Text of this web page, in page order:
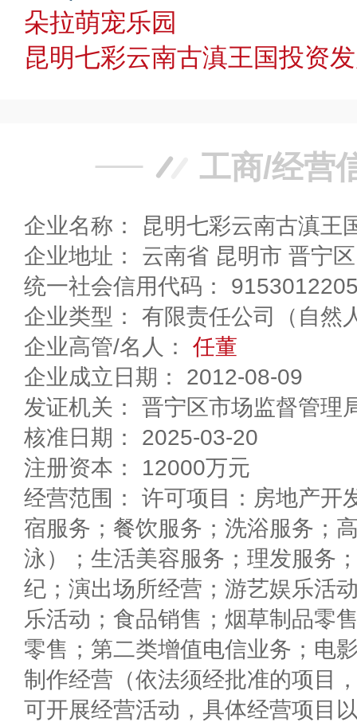
朵拉萌宠乐园
昆明七彩云南古滇王国投资
工商/经营
企业名称： 昆明七彩云南古滇王
企业地址： 云南省 昆明市
统一社会信用代码：
企业类型： 有限责任公司（自然
企业高管/名人： 任董
企业成立日期： 2012-08-09
发证机关： 晋宁区市场监督管理
核准日期： 2025-03-20
注册资本： 12000万元
经营范围： 许可项目：房地产开
宿服务；餐饮服务；洗浴服务；
泳）；生活美容服务；理发服务
纪；演出场所经营；游艺娱乐活
乐活动；食品销售；烟草制品零
零售；第二类增值电信业务；电
制作经营（依法须经批准的项目
可开展经营活动，具体经营项目